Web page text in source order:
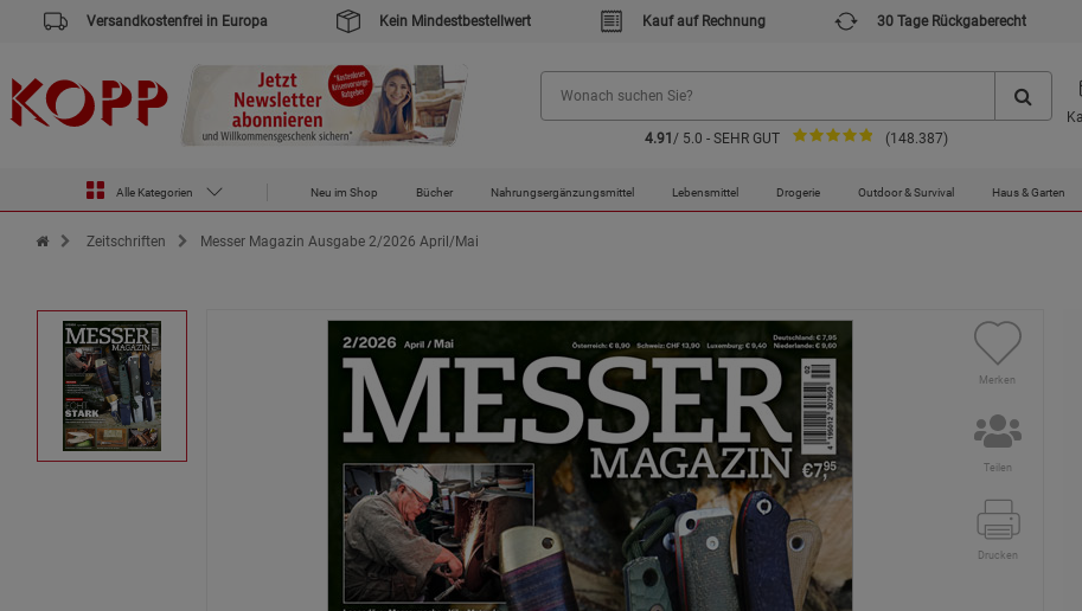
Versandkostenfrei in Europa Kein Mindestbestellwert Kauf auf Rechnung 30 Tage Rückgaberecht
4.91 / 5.0 - SEHR GUT (148.387)
Alle Kategorien Neu im Shop Bücher Nahrungsergänzungsmittel Lebensmittel Drogerie Outdoor & Survival Haus & Garten
Zur Startseite des Kopp Verlag Online-Shop
Zeitschriften Messer Magazin Ausgabe 2/2026 April/Mai
Merken
Teilen
Drucken